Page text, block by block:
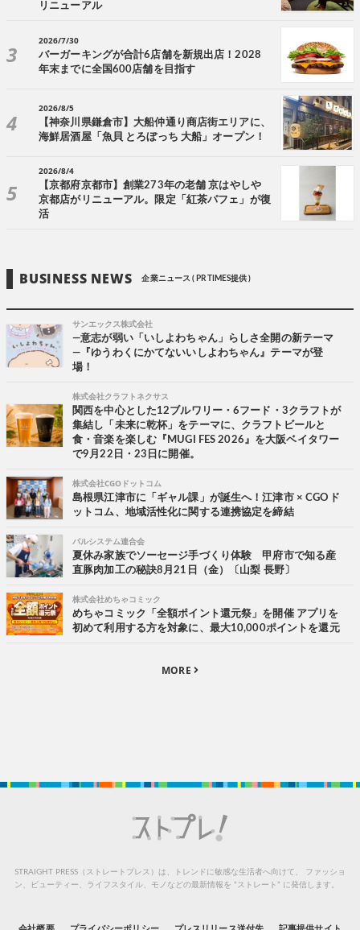
リニューアル
2026/7/30
バーガーキングが合計6店舗を新規出店！2028
年末までに全国600店舗を目指す
2026/8/5
【神奈川県鎌倉市】大船仲通り商店街エリアに、
海鮮居酒屋「魚貝 とろぼっち 大船」オープン！
2026/8/4
【京都府京都市】創業273年の老舗 京はやしや
京都店がリニューアル。限定「紅茶パフェ」が復
活
BUSINESS NEWS 企業ニュース ( PR TIMES提供 )
サンエックス株式会社
―意志が弱い「いしよわちゃん」らしさ全開の新テーマ
―『ゆうわくにかてないいしよわちゃん』テーマが登
場！
株式会社クラフトネクサス
関西を中心とした12ブルワリー・6フード・3クラフトが
集結し「未来に乾杯」をテーマに、クラフトビールと
食・音楽を楽しむ『MUGI FES 2026』を大阪ベイタワー
で9月22日・23日に開催。
株式会社CGOドットコム
島根県江津市に「ギャル課」が誕生へ！江津市 × CGOド
ットコム、地域活性化に関する連携協定を締結
パルシステム連合会
夏休み家族でソーセージ手づくり体験 甲府市で知る産
直豚肉加工の秘訣8月21日（金）〔山梨 長野〕
株式会社めちゃコミック
めちゃコミック「全額ポイント還元祭」を開催 アプリを
初めて利用する方を対象に、最大10,000ポイントを還元
MORE
STRAIGHT PRESS（ストレートプレス）は、トレンドに敏感な生活者へ向けて、
ファッショ
ン、ビューティー、ライフスタイル、モノなどの最新情報を “ストレート” に発信します。